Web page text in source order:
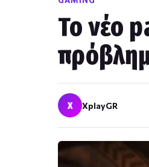
Το νέο
X XplayGR